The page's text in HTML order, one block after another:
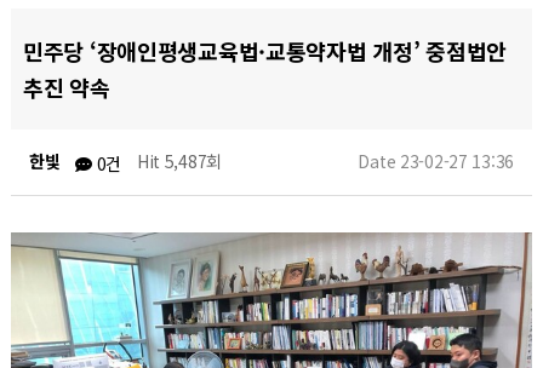
민주당 ‘장애인평생교육법·교통약자법 개정’ 중점법안
추진 약속
한빛 0건 Hit 5,487회 Date 23-02-27 13:36